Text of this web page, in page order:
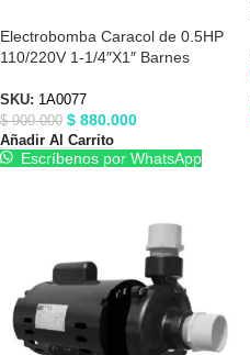
Electrobomba Caracol de 0.5HP
110/220V 1-1/4″X1″ Barnes
SKU: 1A0077
$900.000 $ 880.000
Añadir Al Carrito
Escríbenos por WhatsApp